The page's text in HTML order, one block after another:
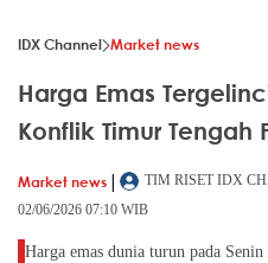
IDX Channel Market news
Harga Emas
Konflik Timur Tengah
Market news |
TIM RISET IDX
02/06/2026 07:10 WIB
Harga emas dunia turun pada